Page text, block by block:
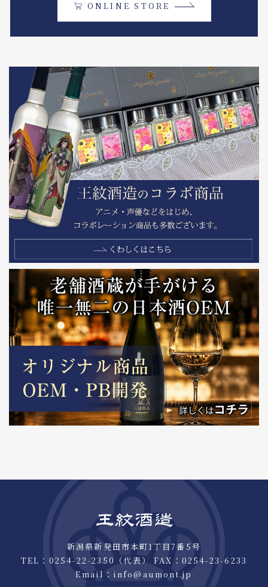
ONLINE STORE
新潟県新発田市本町1丁目7番5号
TEL： 0254-22-2350 （代表） FAX：0254-23-6233
Email： info@aumont.jp